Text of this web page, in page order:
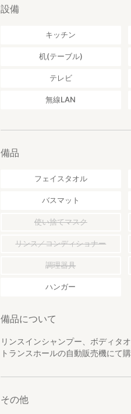
設備
キッチン
机(テーブル)
テレビ
無線LAN
備品
フェイスタオル
バスマット
使い捨てマスク
リンス／コンディショナー
調理器具
ハンガー
備品について
リンスインシャンプー、ボディタ
トランスホールの自動販売機にて
その他